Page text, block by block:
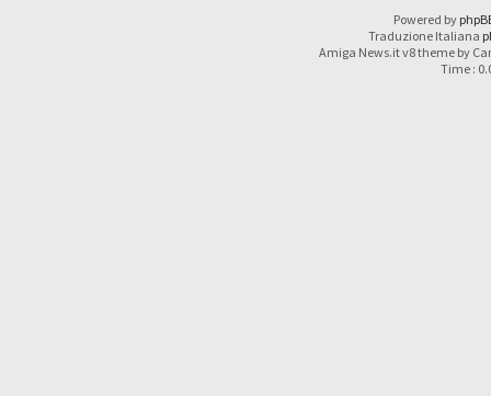
Powered by
Traduzione Italiana
Amiga News.it v8 theme by
Time :